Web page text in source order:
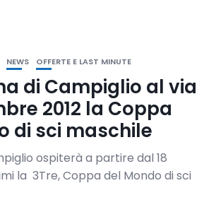
NEWS OFFERTE E LAST MINUTE
di Campiglio al via
2012 la Coppa
di sci maschile
ospiterà a partire dal 18
la 3Tre, Coppa del Mondo di sci